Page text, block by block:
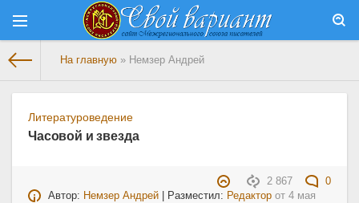
На главную » Немзер Андрей
Литературоведение
Часовой и звезда
2 867
0
Автор: Немзер Андрей | Разместил: Редактор от4 мая